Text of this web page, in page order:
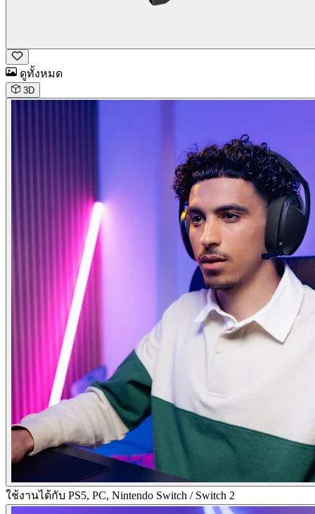
ดูทั้งหมด
3D
ใช้งานได้กับ PS5, PC, Nintendo Switch / Switch 2